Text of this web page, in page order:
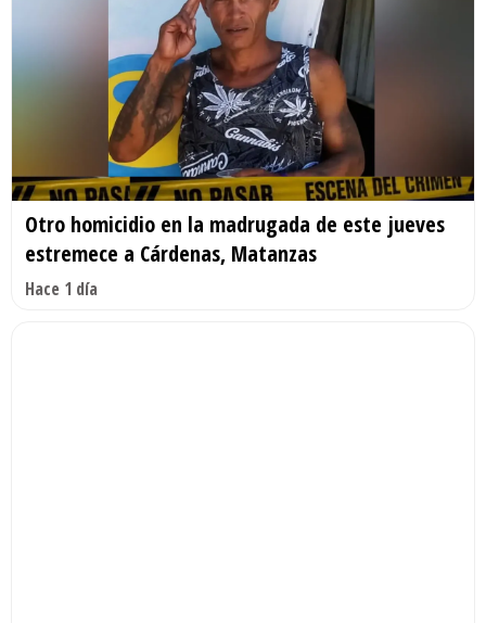
Otro homicidio en la madrugada de este jueves
estremece a Cárdenas, Matanzas
Hace 1 día